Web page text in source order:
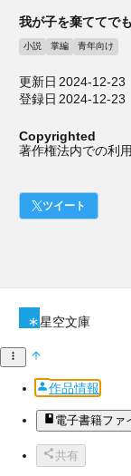
我が子を棄ててでも
小説 掌編 青年向け
更新日 2024-12-23
登録日 2024-12-23
Copyrighted
著作権法内での利
ツイート
星空文庫
作品情報
電子書籍ファ
共有